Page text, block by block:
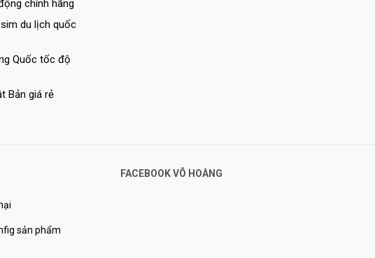
chính hãng
du lịch quốc
Quốc tốc độ
Bản giá rẻ
sản phẩm
FACEBOOK VÕ HOÀNG